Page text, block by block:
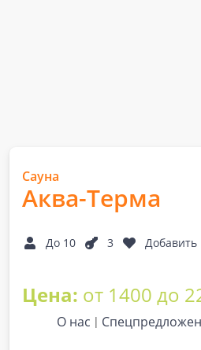
Сауна
Аква-Терма
До 10 3 Добавить
Цена: от 1400 до
О нас